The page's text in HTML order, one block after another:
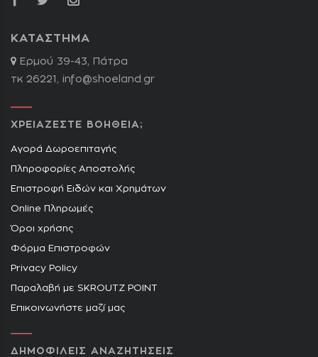
ΚΑΤΑΣΤΗΜΑ
Ερμού 39-43, Πάτρα
τκ 26221, info@shoeland.gr
ΧΡΕΙΑΖΕΣΤΕ ΒΟΗΘΕΙΑ;
Αγορά Δωροεπιταγής
Πληροφορίες Αποστολής
Επιστροφή Ειδών και Χρημάτων
Online Πληρωμές
Όροι χρήσης
Φόρμα Επιστροφών
Privacy Policy
Παραλαβή με SKROUTZ POINT
Επικοινωνήστε μαζί μας
ΔΗΜΟΦΙΛΕΙΣ ΑΝΑΖΗΤΗΣΕΙΣ